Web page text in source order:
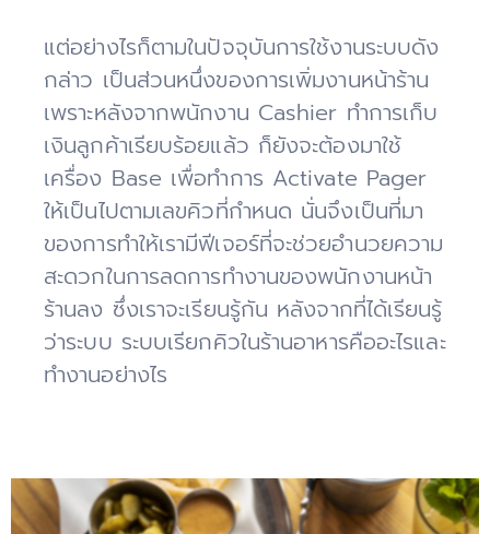
แต่อย่างไรก็ตามในปัจจุบันการใช้งานระบบดัง
กล่าว เป็นส่วนหนึ่งของการเพิ่มงานหน้าร้าน
เพราะหลังจากพนักงาน Cashier ทำการเก็บ
เงินลูกค้าเรียบร้อยแล้ว ก็ยังจะต้องมาใช้
เครื่อง Base เพื่อทำการ Activate Pager
ให้เป็นไปตามเลขคิวที่กำหนด นั่นจึงเป็นที่มา
ของการทำให้เรามีฟีเจอร์ที่จะช่วยอำนวยความ
สะดวกในการลดการทำงานของพนักงานหน้า
ร้านลง ซึ่งเราจะเรียนรู้กัน หลังจากที่ได้เรียนรู้
ว่าระบบ ระบบเรียกคิวในร้านอาหารคืออะไรและ
ทำงานอย่างไร